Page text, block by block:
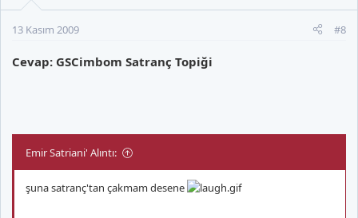
13 Kasım 2009 #8
Cevap: GSCimbom Satranç Topiği
Emir Satriani' Alıntı:
şuna satranç'tan çakmam desene